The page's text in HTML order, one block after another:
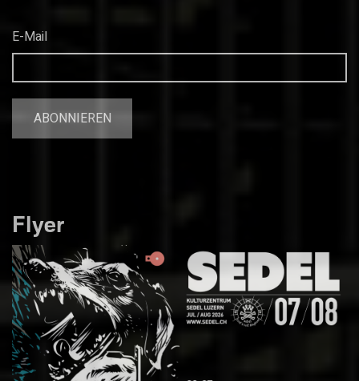
E-Mail
Flyer